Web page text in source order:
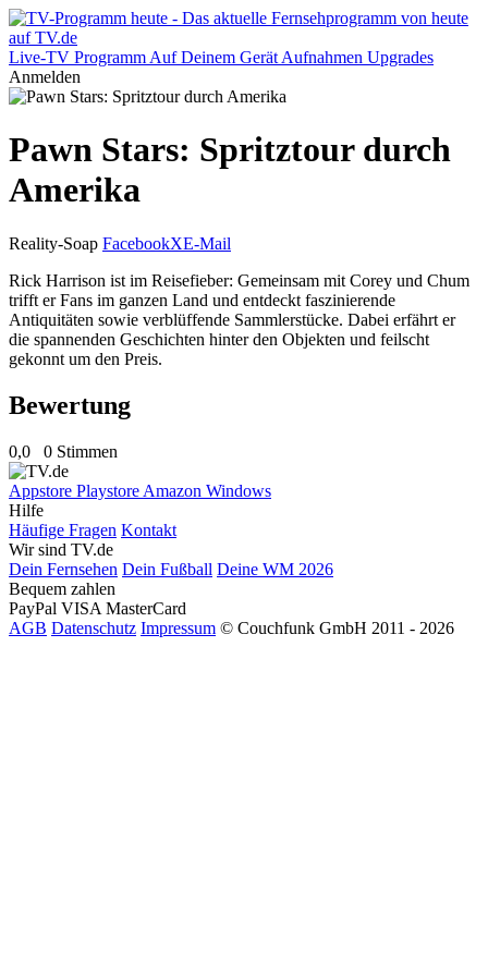
Live-TV Programm Auf Deinem Gerät Aufnahmen Upgrades
Anmelden
Pawn Stars: Spritztour durch
Amerika
Reality-Soap FacebookXE-Mail
Rick Harrison ist im Reisefieber: Gemeinsam mit Corey und Chum
trifft er Fans im ganzen Land und entdeckt faszinierende
Antiquitäten sowie verblüffende Sammlerstücke. Dabei erfährt er
die spannenden Geschichten hinter den Objekten und feilscht
gekonnt um den Preis.
Bewertung
0,0 0 Stimmen
Appstore Playstore Amazon Windows
Hilfe
Häufige Fragen Kontakt
Wir sind TV.de
Dein Fernsehen Dein Fußball Deine WM 2026
Bequem zahlen
PayPal VISA MasterCard
AGB Datenschutz Impressum © Couchfunk GmbH 2011 - 2026